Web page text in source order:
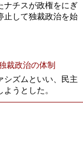
ナチスが政権をにぎ
止して独裁政治を始
裁政治の体制
シズムといい、民主
うとした。